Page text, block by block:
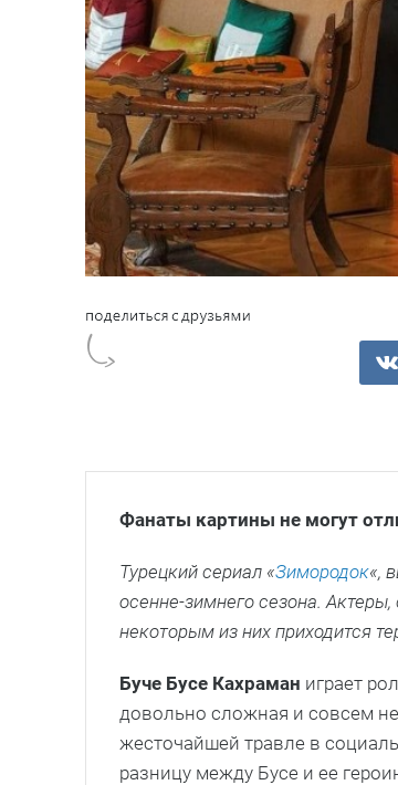
Фанаты картины не могут
Турецкий сериал «Зимородок«,
осенне-зимнего сезона.
некоторым из них приходится
Буче Бусе Кахраман играет
довольно сложная и совсем
жесточайшей травле в
разницу между Бусе и ее